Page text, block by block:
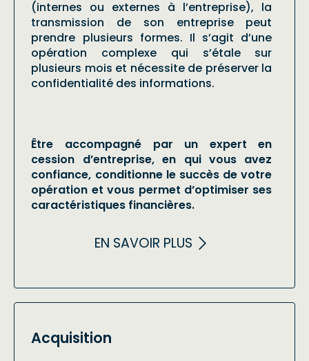
(internes ou externes à l’entreprise), la
transmission de son entreprise peut
prendre plusieurs formes. Il s’agit d’une
opération complexe qui s’étale sur
plusieurs mois et nécessite de préserver la
confidentialité des informations.
Être accompagné par un expert en
cession d’entreprise, en qui vous avez
confiance, conditionne le succès de votre
opération et vous permet d’optimiser ses
caractéristiques financières.
EN SAVOIR PLUS
Acquisition